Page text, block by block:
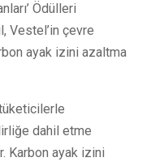
Ödülleri
Vestel’in çevre
ayak izini azaltma
dahil etme
Karbon ayak izini